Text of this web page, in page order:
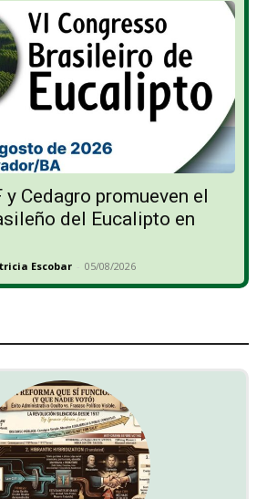
Cedagro promueven el
del Eucalipto en
Escobar - 05/08/2026